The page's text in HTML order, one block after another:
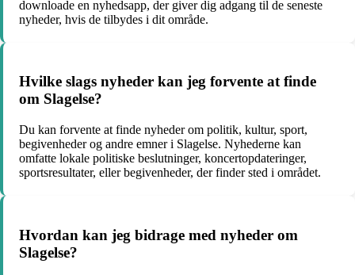
downloade en nyhedsapp, der giver dig adgang til de seneste
nyheder, hvis de tilbydes i dit område.
Hvilke slags nyheder kan jeg forvente at finde
om Slagelse?
Du kan forvente at finde nyheder om politik, kultur, sport,
begivenheder og andre emner i Slagelse. Nyhederne kan
omfatte lokale politiske beslutninger, koncertopdateringer,
sportsresultater, eller begivenheder, der finder sted i området.
Hvordan kan jeg bidrage med nyheder om
Slagelse?